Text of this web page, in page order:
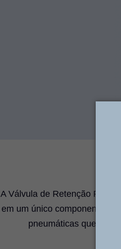
A Válvula de Retenção
em um único componente:
pneumáticas que